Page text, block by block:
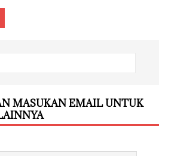
MASUKAN EMAIL UNTUK